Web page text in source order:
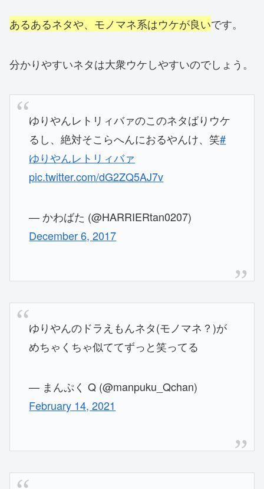
あるあるネタや、モノマネ系はウケが良いです。
分かりやすいネタは大衆ウケしやすいのでしょう。
ゆりやんレトリィバァのこのネタばりウケ
るし、絶対そこらへんにおるやんけ、笑#
ゆりやんレトリィバァ
pic.twitter.com/dG2ZQ5AJ7v
— かわばた (@HARRIERtan0207)
December 6, 2017
ゆりやんのドラえもんネタ(モノマネ？)が
めちゃくちゃ似ててずっと笑ってる
— まんぷく Q (@manpuku_Qchan)
February 14, 2021